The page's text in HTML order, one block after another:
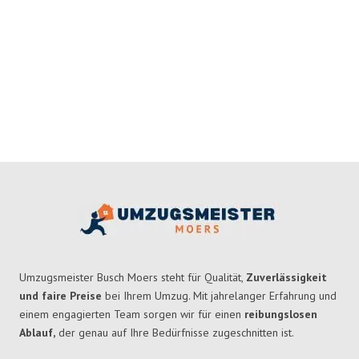
Umzugsmeister Busch Moers steht für Qualität, Zuverlässigkeit
und faire Preise bei Ihrem Umzug. Mit jahrelanger Erfahrung und
einem engagierten Team sorgen wir für einen reibungslosen
Ablauf, der genau auf Ihre Bedürfnisse zugeschnitten ist.